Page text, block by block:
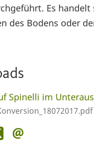
Es
des Bodens oder
Spinelli im
Teile
diese